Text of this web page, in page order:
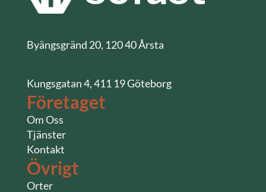
Byängsgränd 20, 120 40 Årsta
Kungsgatan 4, 411 19 Göteborg
Företaget
Om Oss
Tjänster
Kontakt
Övrigt
Orter